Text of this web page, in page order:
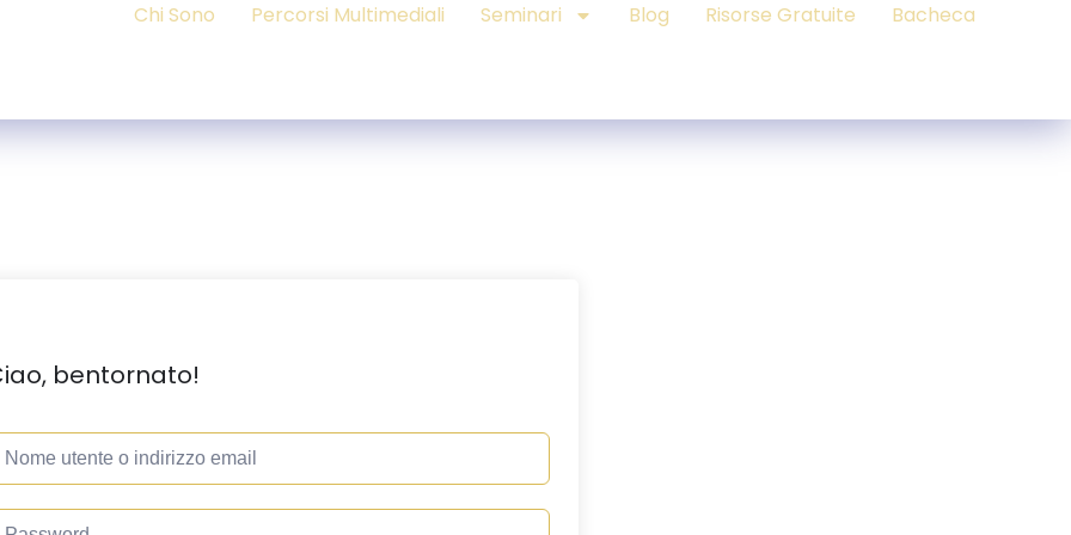
Chi Sono Percorsi Multimediali Seminari Blog Risorse Gratuite Bacheca
bentornato!